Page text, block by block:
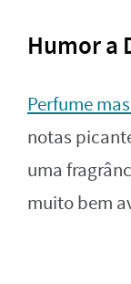
Humor a
Perfume
notas
uma
muito bem